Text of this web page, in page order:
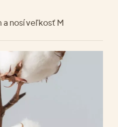
a nosí veľkosť M